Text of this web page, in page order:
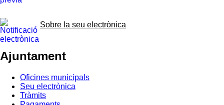
Sobre la seu electrònica
Ajuntament
Oficines municipals
Seu electrònica
Tràmits